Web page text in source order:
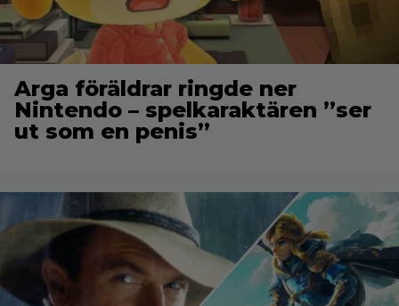
Arga föräldrar ringde ner
Nintendo – spelkaraktären ”ser
ut som en penis”